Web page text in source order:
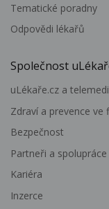
Tematické poradny
Odpovědi lékařů
Společnost
uLékaře.cz a
Zdraví a prevence ve
Bezpečnost
Partneři a spolupráce
Kariéra
Inzerce